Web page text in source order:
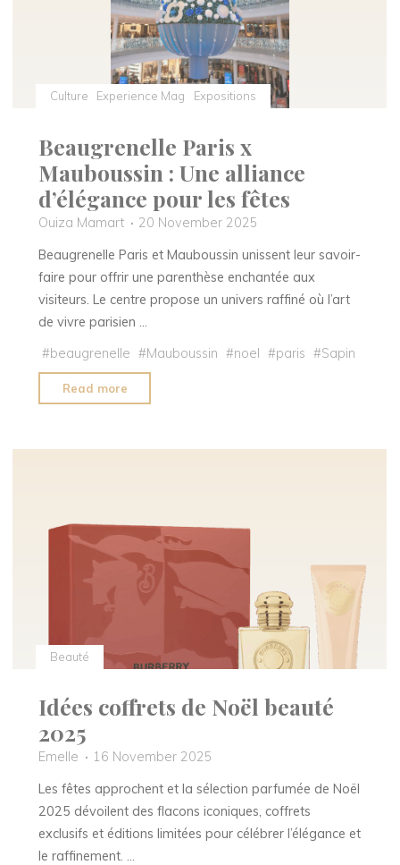
Culture Experience Mag Expositions
Beaugrenelle Paris x
Mauboussin : Une alliance
d’élégance pour les fêtes
Ouiza Mamart
20 November 2025
Beaugrenelle Paris et Mauboussin unissent leur savoir-
faire pour offrir une parenthèse enchantée aux
visiteurs. Le centre propose un univers raffiné où l’art
de vivre parisien …
#beaugrenelle #Mauboussin #noel #paris #Sapin
Read more
Paris
Mauboussin
d’élégance
pour
les
Beauté
Idées coffrets de Noël beauté
2025
Emelle
16 November 2025
Les fêtes approchent et la sélection parfumée de Noël
2025 dévoilent des flacons iconiques, coffrets
exclusifs et éditions limitées pour célébrer l’élégance et
le raffinement. …